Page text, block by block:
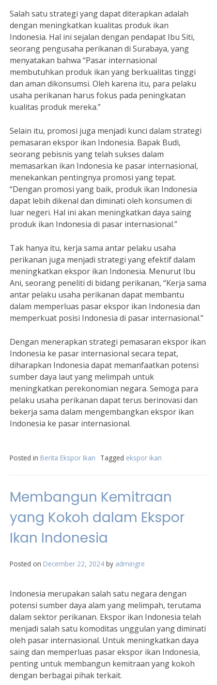
Salah satu strategi yang dapat diterapkan adalah
dengan meningkatkan kualitas produk ikan
Indonesia. Hal ini sejalan dengan pendapat Ibu Siti,
seorang pengusaha perikanan di Surabaya, yang
menyatakan bahwa “Pasar internasional
membutuhkan produk ikan yang berkualitas tinggi
dan aman dikonsumsi. Oleh karena itu, para pelaku
usaha perikanan harus fokus pada peningkatan
kualitas produk mereka.”
Selain itu, promosi juga menjadi kunci dalam strategi
pemasaran ekspor ikan Indonesia. Bapak Budi,
seorang pebisnis yang telah sukses dalam
memasarkan ikan Indonesia ke pasar internasional,
menekankan pentingnya promosi yang tepat.
“Dengan promosi yang baik, produk ikan Indonesia
dapat lebih dikenal dan diminati oleh konsumen di
luar negeri. Hal ini akan meningkatkan daya saing
produk ikan Indonesia di pasar internasional.”
Tak hanya itu, kerja sama antar pelaku usaha
perikanan juga menjadi strategi yang efektif dalam
meningkatkan ekspor ikan Indonesia. Menurut Ibu
Ani, seorang peneliti di bidang perikanan, “Kerja sama
antar pelaku usaha perikanan dapat membantu
dalam memperluas pasar ekspor ikan Indonesia dan
memperkuat posisi Indonesia di pasar internasional.”
Dengan menerapkan strategi pemasaran ekspor ikan
Indonesia ke pasar internasional secara tepat,
diharapkan Indonesia dapat memanfaatkan potensi
sumber daya laut yang melimpah untuk
meningkatkan perekonomian negara. Semoga para
pelaku usaha perikanan dapat terus berinovasi dan
bekerja sama dalam mengembangkan ekspor ikan
Indonesia ke pasar internasional.
Posted in Berita Ekspor Ikan Tagged ekspor ikan
Membangun Kemitraan
yang Kokoh dalam Ekspor
Ikan Indonesia
Posted on December 22, 2024 by admingre
Indonesia merupakan salah satu negara dengan
potensi sumber daya alam yang melimpah, terutama
dalam sektor perikanan. Ekspor ikan Indonesia telah
menjadi salah satu komoditas unggulan yang diminati
oleh pasar internasional. Untuk meningkatkan daya
saing dan memperluas pasar ekspor ikan Indonesia,
penting untuk membangun kemitraan yang kokoh
dengan berbagai pihak terkait.